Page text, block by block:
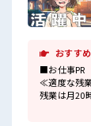
おすす
■お仕事PR
≪適度な残
残業は月20